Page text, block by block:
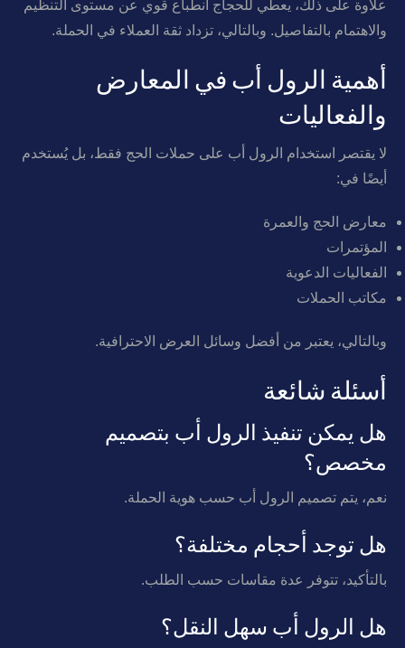
علاوة على ذلك، يعطي للحجاج انطباع قوي عن مستوى التنظيم
والاهتمام بالتفاصيل. وبالتالي، تزداد ثقة العملاء في الحملة.
أهمية الرول أب في المعارض
والفعاليات
لا يقتصر استخدام الرول أب على حملات الحج فقط، بل يُستخدم
أيضًا في:
معارض الحج والعمرة
المؤتمرات
الفعاليات الدعوية
مكاتب الحملات
وبالتالي، يعتبر من أفضل وسائل العرض الاحترافية.
أسئلة شائعة
هل يمكن تنفيذ الرول أب بتصميم
مخصص؟
نعم، يتم تصميم الرول أب حسب هوية الحملة.
هل توجد أحجام مختلفة؟
بالتأكيد، تتوفر عدة مقاسات حسب الطلب.
هل الرول أب سهل النقل؟